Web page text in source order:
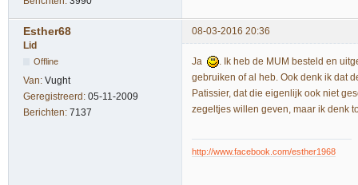
Esther68
08-03-2016 20:36
Lid
Offline
Van: Vught
Geregistreerd: 05-11-2009
Berichten: 7137
Ja
. Ik heb de MUM besteld en
gebruiken of al heb. Ook denk ik dat
Patissier, dat die eigenlijk ook niet
zegeltjes willen geven, maar ik denk
http://www.facebook.com/esther1968